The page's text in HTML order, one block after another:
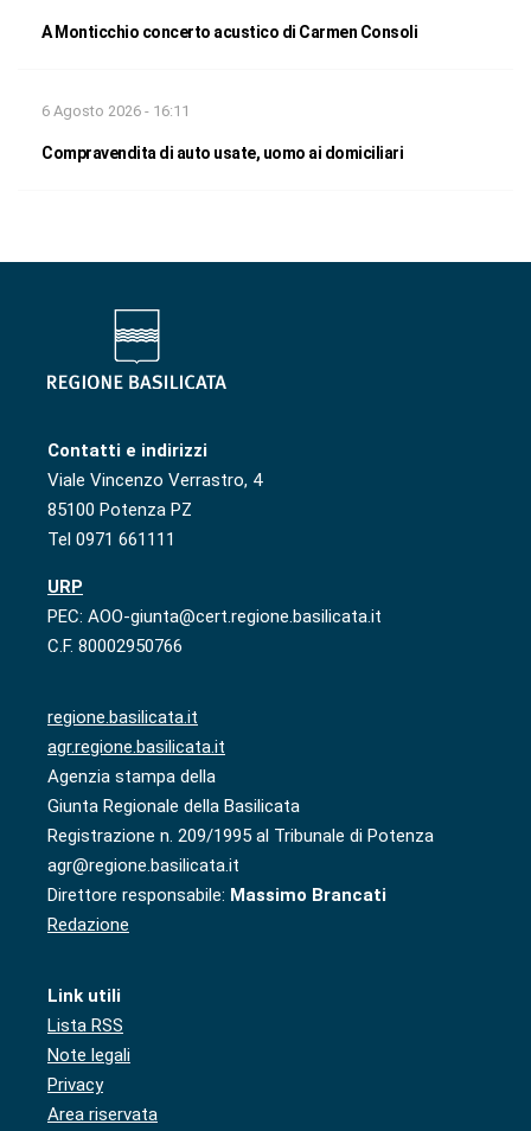
A Monticchio concerto acustico di Carmen Consoli
6 Agosto 2026 - 16:11
Compravendita di auto usate, uomo ai domiciliari
Contatti e indirizzi
Viale Vincenzo Verrastro, 4
85100 Potenza PZ
Tel 0971 661111
URP
PEC: AOO-giunta@cert.regione.basilicata.it
C.F. 80002950766
regione.basilicata.it
agr.regione.basilicata.it
Agenzia stampa della
Giunta Regionale della Basilicata
Registrazione n. 209/1995 al Tribunale di Potenza
agr@regione.basilicata.it
Direttore responsabile: Massimo Brancati
Redazione
Link utili
Lista RSS
Note legali
Privacy
Area riservata